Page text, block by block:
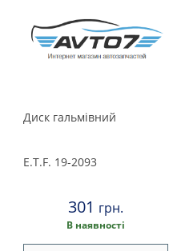
Kia
Land Rover
Mazda
Brembo
Delphi
Fast
Ferodo
JP group
Kamoka
Диск гальмівний
E.T.F. 19-2093
301 грн.
В наявності